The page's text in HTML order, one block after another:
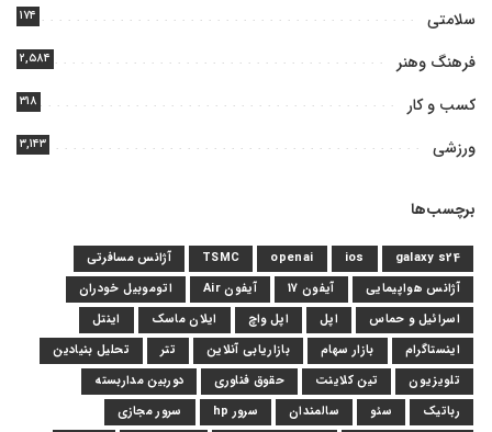
سلامتی ۱۷۴
فرهنگ وهنر ۲,۵۸۴
کسب و کار ۳۱۸
ورزشی ۳,۱۴۳
برچسب‌ها
galaxy s24
ios
openai
TSMC
آژانس مسافرتی
آژانس هواپیمایی
آیفون 17 آیفون Air
اتوموبیل خودران
اسرائیل و حماس
اپل اپل واچ ایلان ماسک
اینتل
اینستاگرام
بازار سهام بازاریابی آنلاین تتر
تحلیل بنیادین
تلویزیون
تین کلاینت حقوق فناوری
دوربین مداربسته
رباتیک
سئو سالمندان سرور hp
سرور مجازی